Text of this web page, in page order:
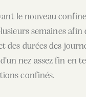
le nouveau
semaines afin
des durées des
nez assez fin en
confinés.